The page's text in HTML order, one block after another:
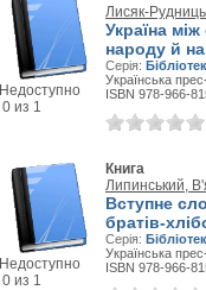
Недоступно
0 из 1
Лисяк-
Україна
народу й
Серія:
Українська
ISBN 978-966-
Недоступно
0 из 1
Книга
Липинський,
Вступне
братів-
Серія:
Українська
ISBN 978-966-